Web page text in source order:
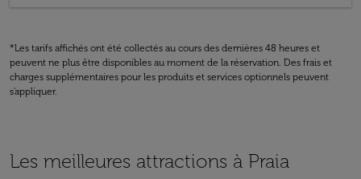
*Les tarifs affichés ont été collectés au cours des dernières 48 heures et
peuvent ne plus être disponibles au moment de la réservation. Des frais et
charges supplémentaires pour les produits et services optionnels peuvent
s'appliquer.
Les meilleures attractions à Praia